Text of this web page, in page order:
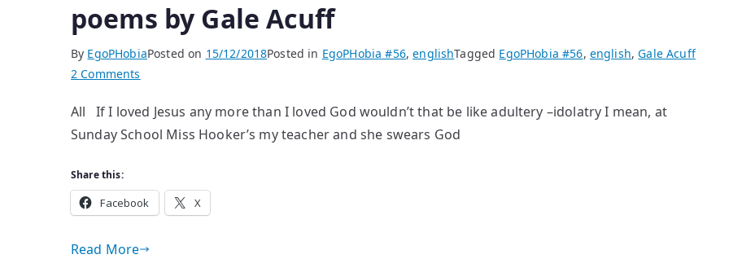
poems by Gale Acuff
By EgoPHobiaPosted on 15/12/2018Posted in EgoPHobia #56,englishTagged EgoPHobia #56, english,Gale Acuff
2 Comments
by
Gale
All If I loved Jesus any more than I loved God wouldn’t that be like adultery –idolatry I mean, at
Sunday School Miss Hooker’s my teacher and she swears God
Share this:
Facebook X
Read More